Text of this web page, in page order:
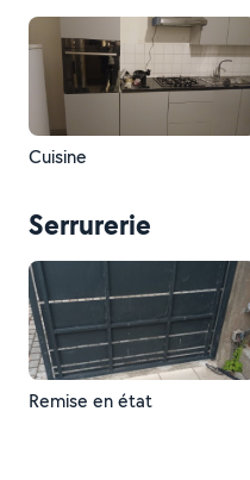
Cuisine
Serrurerie
Remise en état